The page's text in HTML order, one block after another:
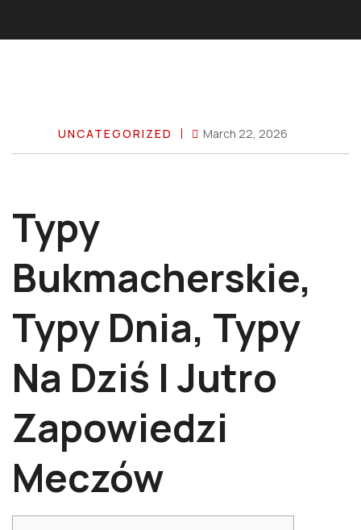
UNCATEGORIZED March 22, 2026
Typy
Bukmacherskie,
Typy Dnia, Typy
Na Dziś I Jutro
Zapowiedzi
Meczów